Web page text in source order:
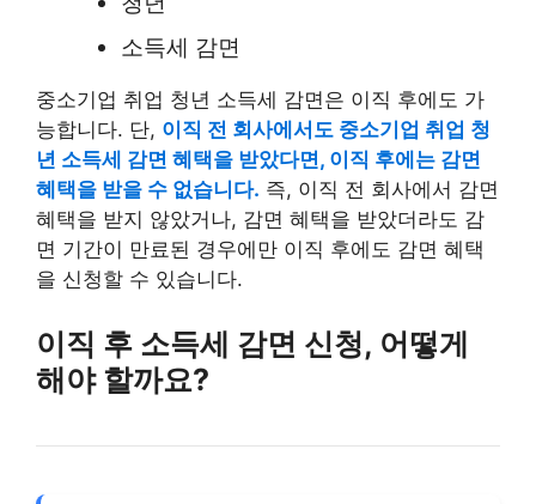
소득세 감면
중소기업 취업 청년 소득세 감면은 이직 후에도 가
능합니다. 단, 이직 전 회사에서도 중소기업 취업 청
년 소득세 감면 혜택을 받았다면, 이직 후에는 감면
혜택을 받을 수 없습니다. 즉, 이직 전 회사에서 감면
혜택을 받지 않았거나, 감면 혜택을 받았더라도 감
면 기간이 만료된 경우에만 이직 후에도 감면 혜택
을 신청할 수 있습니다.
이직 후 소득세 감면 신청, 어떻게
해야 할까요?